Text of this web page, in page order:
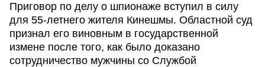
Приговор по делу о шпионаже вступил в силу
для 55-летнего жителя Кинешмы. Областной суд
признал его виновным в государственной
измене после того, как было доказано
сотрудничество мужчины со Службой